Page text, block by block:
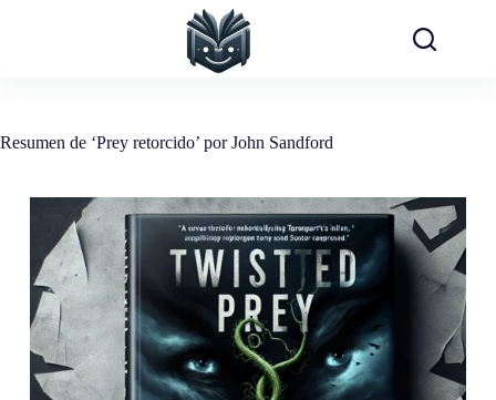
Resumen de ‘Prey retorcido’ por John Sandford